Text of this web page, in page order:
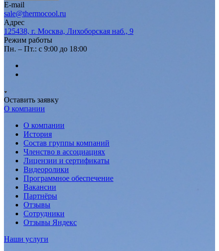
E-mail
sale@thermocool.ru
Адрес
125438, г. Москва, Лихоборская наб., 9
Режим работы
Пн. – Пт.: с 9:00 до 18:00
Оставить заявку
О компании
О компании
История
Состав группы компаний
Членство в ассоциациях
Лицензии и сертификаты
Видеоролики
Программное обеспечение
Вакансии
Партнёры
Отзывы
Сотрудники
Отзывы Яндекс
Наши услуги